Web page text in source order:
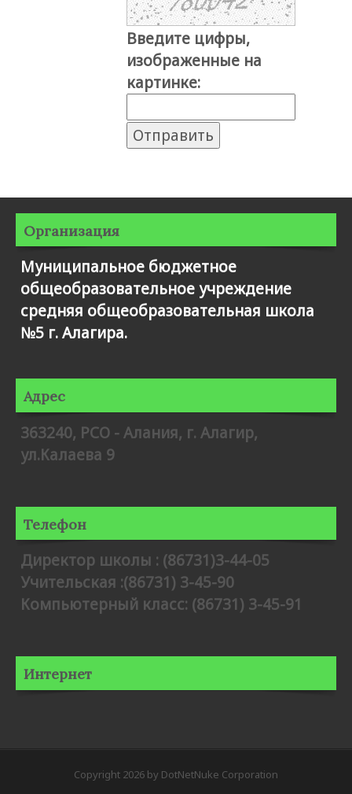
Введите цифры,
изображенные на
картинке:
Организация
Муниципальное бюджетное
общеобразовательное учреждение
средняя общеобразовательная школа
№5 г. Алагира.
Адрес
363240, РСО - Алания, г. Алагир,
ул.Калаева 9
Телефон
Директор школы : (86731)3-44-05
Учительская :(86731) 3-45-90
Компьютерный класс: (86731) 3-45-91
Интернет
Copyright 2026 by DotNetNuke Corporation